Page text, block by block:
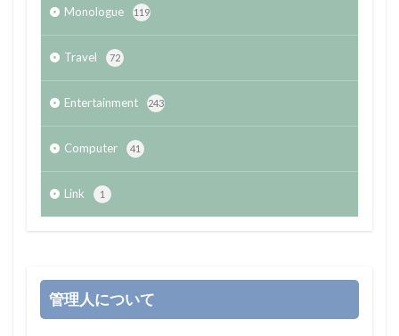
Monologue 119
Travel 72
Entertainment 243
Computer 41
Link 1
管理人について